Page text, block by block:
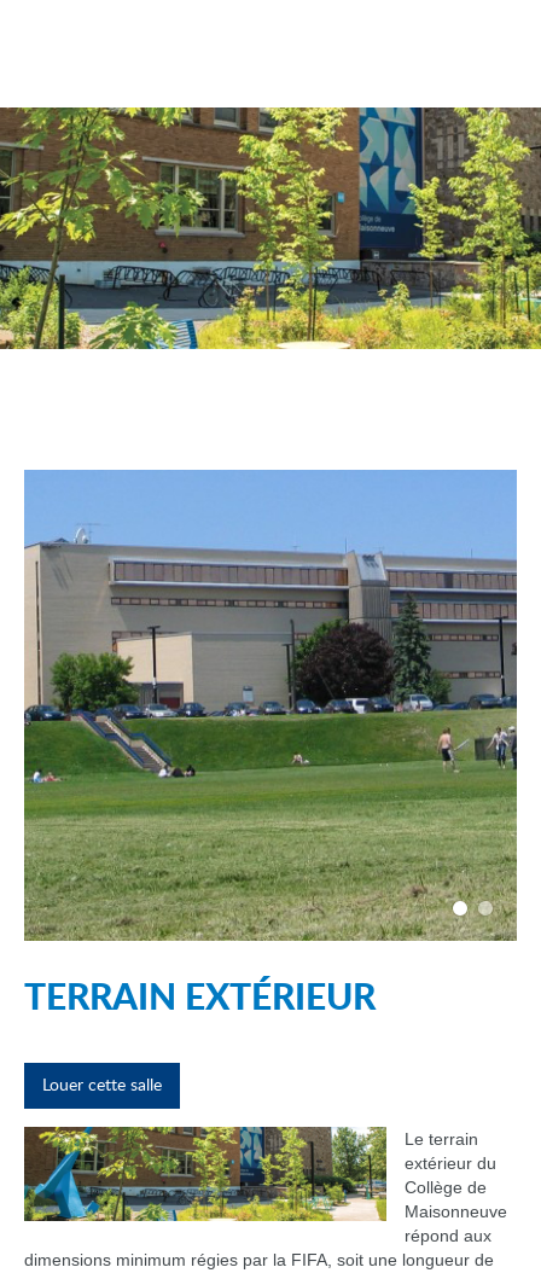
TERRAIN EXTÉRIEUR
Louer cette salle
Le terrain
extérieur du
Collège de
Maisonneuve
répond aux
dimensions minimum régies par la FIFA, soit une longueur de